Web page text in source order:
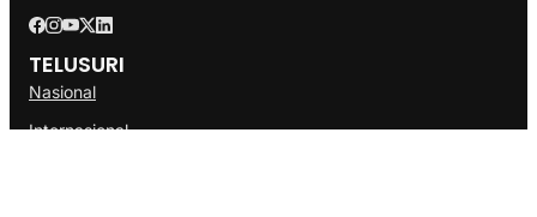
TELUSURI
Nasional
Internasional